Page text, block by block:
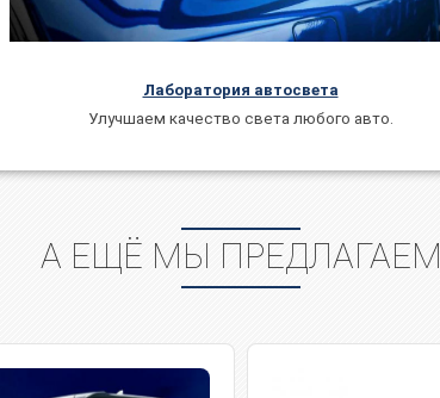
Лаборатория автосвета
Улучшаем качество света любого авто.
А ЕЩЁ МЫ ПРЕДЛАГАЕМ